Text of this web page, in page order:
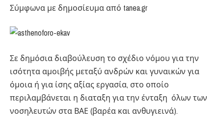
Σύμφωνα με δημοσίευμα από tanea.gr
Σε δημόσια διαβούλευση το σχέδιο νόμου για την
ισότητα αμοιβής μεταξύ ανδρών και γυναικών για
όμοια ή για ίσης αξίας εργασία, στο οποίο
περιλαμβάνεται η διαταξη για την ένταξη όλων των
νοσηλευτών στα ΒΑΕ (βαρέα και ανθυγιεινά).